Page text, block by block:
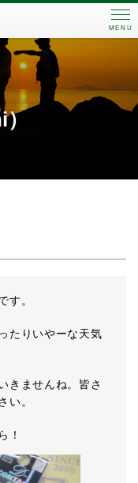
MENU
）
す。
たりいやーな天気
きませんね。皆さ
い。
！